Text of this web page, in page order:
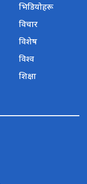
भिडियोहरू
विचार
विशेष
विश्व
शिक्षा